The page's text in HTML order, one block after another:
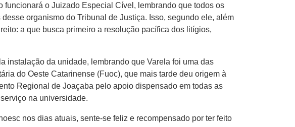
o Juizado Especial Cível, lembrando que todos os
organismo do Tribunal de Justiça. Isso, segundo ele, além
a que busca primeiro a resolução pacífica dos litígios,
instalação da unidade, lembrando que Varela foi uma das
do Oeste Catarinense (Fuoc), que mais tarde deu origem à
Regional de Joaçaba pelo apoio dispensado em todas as
na universidade.
nos dias atuais, sente-se feliz e recompensado por ter feito